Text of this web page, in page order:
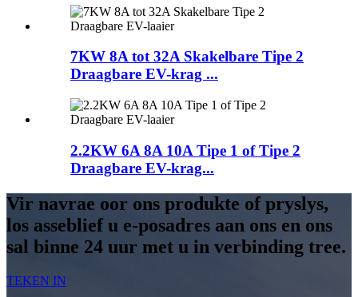
7KW 8A tot 32A Skakelbare Tipe 2
Draagbare EV-krag ...
2.2KW 6A 8A 10A Tipe 1 of Tipe 2
Draagbare EV-krag...
Vir navrae oor ons produkte of pryslys,
los asseblief u e-posadres aan ons en ons
sal binne 24 uur met u in verbinding tree.
TEKEN IN